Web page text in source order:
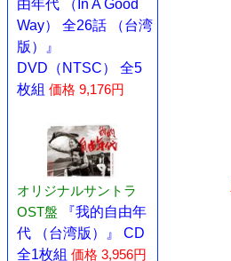
由年代 （In A Good
Way） 全26話 （台湾
版）』
DVD（NTSC） 全5
枚組 価格 9,176円
オリジナルサントラ
OST盤
『我的自由年
代 （台湾版）』 CD
全1枚組 価格 3,956円